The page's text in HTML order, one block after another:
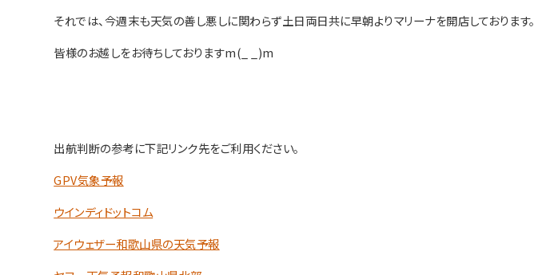
それでは、今週末も天気の善し悪しに関わらず土日両日共に早朝よりマリーナを開店しております。
皆様のお越しをお待ちしておりますm(_ _)m
出航判断の参考に下記リンク先をご利用ください。
GPV気象予報
ウインディドットコム
アイウェザー和歌山県の天気予報